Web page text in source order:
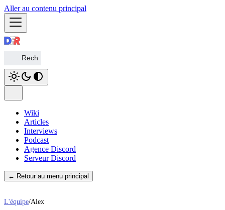
Aller au contenu principal
Wiki
Articles
Interviews
Podcast
Agence Discord
Serveur Discord
← Retour au menu principal
L'équipe/Alex